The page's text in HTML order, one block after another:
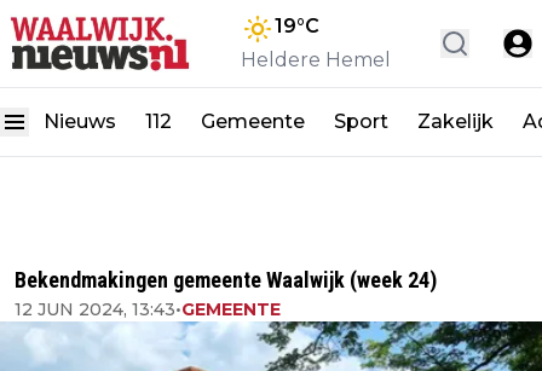
19°C
Heldere Hemel
Nieuws 112 Gemeente Sport Zakelijk
Bekendmakingen gemeente Waalwijk (week 24)
12 JUN 2024, 13:43•GEMEENTE